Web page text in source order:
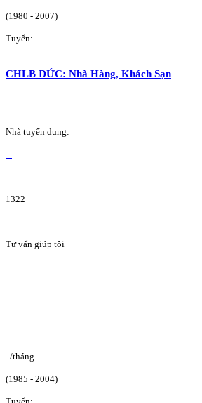
(1980 - 2007)
Tuyển:
CHLB ĐỨC: Nhà Hàng, Khách Sạn
Nhà tuyển dụng:
1322
Tư vấn giúp tôi
/tháng
(1985 - 2004)